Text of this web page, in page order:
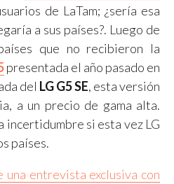
de LaTam; ¿sería esa
a sus países?. Luego de
que no recibieron la
presentada el año pasado en
del LG G5 SE, esta versión
a un precio de gama alta.
incertidumbre si esta vez LG
países.
una entrevista exclusiva con